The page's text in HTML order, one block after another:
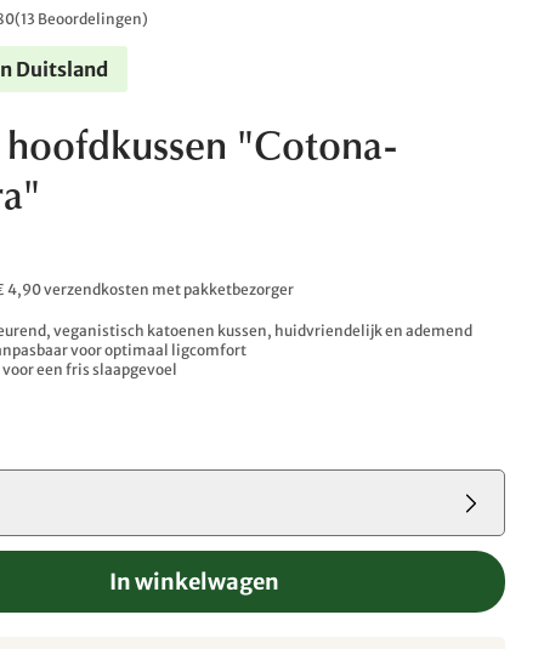
(13 Beoordelingen)
Duitsland
"Cotona-
4,90 verzendkosten met pakketbezorger
veganistisch katoenen kussen, huidvriendelijk en ademend
voor optimaal ligcomfort
voor een fris slaapgevoel
In winkelwagen